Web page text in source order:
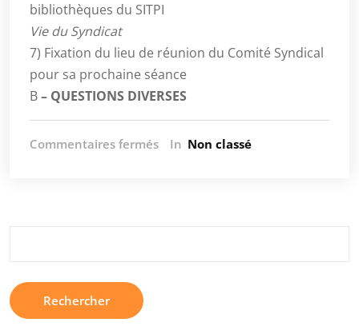
bibliothèques du SITPI
Vie du Syndicat
7) Fixation du lieu de réunion du Comité Syndical
pour sa prochaine séance
B– QUESTIONS DIVERSES
Commentaires ferméssurIn Non classé